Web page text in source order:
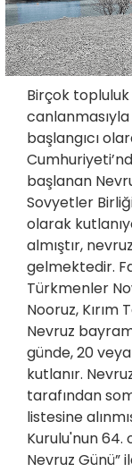
Birçok topluluk
canlanmasıyla
başlangıcı
başlanan
Sovyetler
olarak
almıştır, nevruz
gelmektedir.
Türkmenler
Nooruz,
Nevruz
günde, 20
kutlanır.
tarafından
listesine
Kurulu'nun 64.
Nevruz Günü”